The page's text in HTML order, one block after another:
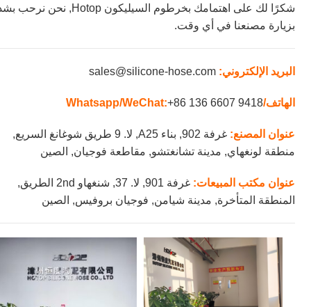
شكرًا لك على اهتمامك بخرطوم السيليكون Hotop, نحن نرحب بشدة
بزيارة مصنعنا في أي وقت.
البريد الإلكتروني: sales@silicone-hose.com
الهاتف/Whatsapp/WeChat:+86 136 6607 9418
عنوان المصنع:
غرفة 902, بناء A25, لا. 9 طريق شوغانغ السريع,
منطقة لونغهاي, مدينة تشانغتشو, مقاطعة فوجيان, الصين
عنوان مكتب المبيعات:
غرفة 901, لا. 37, شنغهاو 2nd الطريق,
المنطقة المتأخرة, مدينة شيامن, فوجيان بروفيس, الصين